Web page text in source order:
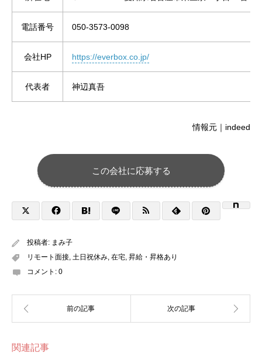
電話番号 050-3573-0098
会社HP https://everbox.co.jp/
代表者 神辺真吾
情報元｜indeed
この会社に応募する
投稿者: まみ子
リモート面接, 土日祝休み, 在宅, 昇給・昇格あり
コメント: 0
関連記事